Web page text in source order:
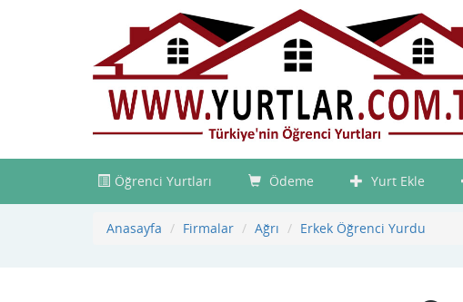
Öğrenci Yurtları Ödeme Yurt Ekle
Anasayfa Firmalar Ağrı Erkek Öğrenci Yurdu